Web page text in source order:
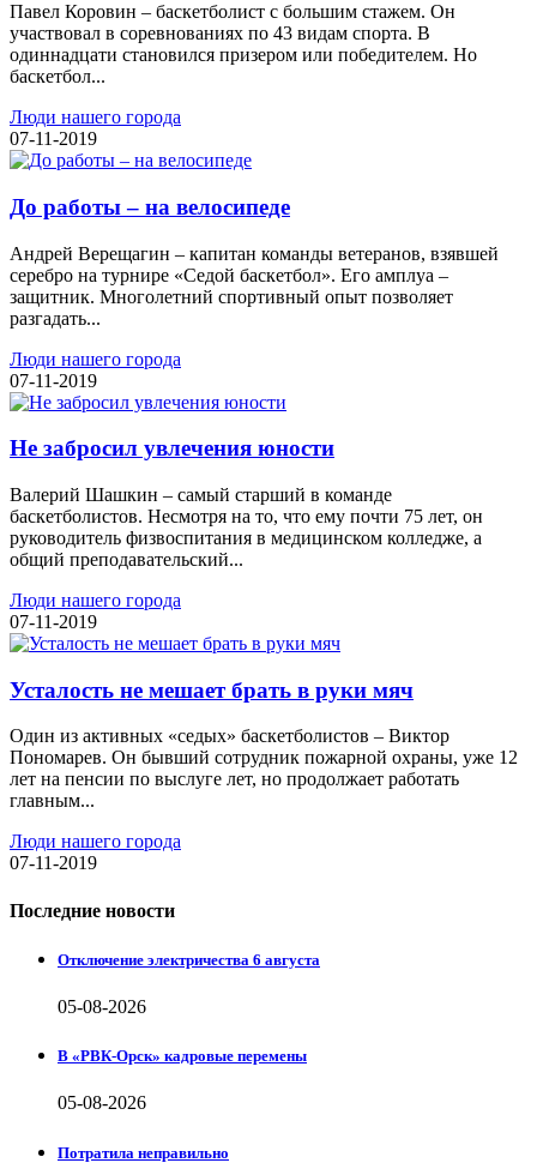
Павел Коровин – баскетболист с большим стажем. Он
участвовал в соревнованиях по 43 видам спорта. В
одиннадцати становился призером или победителем. Но
баскетбол...
Люди нашего города
07-11-2019
До работы – на велосипеде
Андрей Верещагин – капитан команды ветеранов, взявшей
серебро на турнире «Седой баскетбол». Его амплуа –
защитник. Многолетний спортивный опыт позволяет
разгадать...
Люди нашего города
07-11-2019
Не забросил увлечения юности
Валерий Шашкин – самый старший в команде
баскетболистов. Несмотря на то, что ему почти 75 лет, он
руководитель физвоспитания в медицинском колледже, а
общий преподавательский...
Люди нашего города
07-11-2019
Усталость не мешает брать в руки мяч
Один из активных «седых» баскетболистов – Виктор
Пономарев. Он бывший сотрудник пожарной охраны, уже 12
лет на пенсии по выслуге лет, но продолжает работать
главным...
Люди нашего города
07-11-2019
Последние новости
Отключение электричества 6 августа
05-08-2026
В «РВК-Орск» кадровые перемены
05-08-2026
Потратила неправильно